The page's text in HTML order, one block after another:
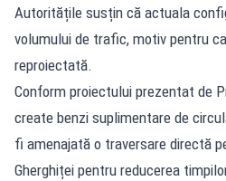
Autoritățile susțin că actuala
volumului de trafic, motiv pentru
reproiectată.
Conform proiectului prezentat de
create benzi suplimentare de
fi amenajată o traversare directă
Gherghiței pentru reducerea